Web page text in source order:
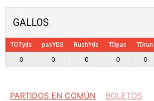
GALLOS
TOTyds pasYDS RushYds TDpas TDrun
0 0 0 0 0
PARTIDOS EN COMÚN BOLETOS